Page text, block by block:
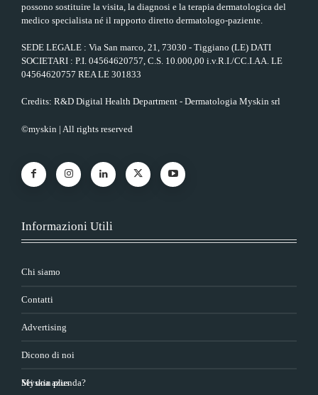
possono sostituire la visita, la diagnosi e la terapia dermatologica del
medico specialista né il rapporto diretto dermatologo-paziente.
SEDE LEGALE : Via San marco, 21, 73030 - Tiggiano (LE) DATI
SOCIETARI : P.I. 04564620757, C.S. 10.000,00 i.v.R.I./CC.I.AA. LE
04564620757 REA LE 301833
Credits: R&D Digital Health Department - Dermatologia Myskin srl
©myskin | All rights reserved
Informazioni Utili
Chi siamo
Contatti
Advertising
Dicono di noi
Sei una azienda?
Myskin plus